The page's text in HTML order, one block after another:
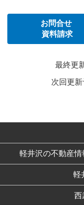
お問合せ
資料請求
最終更
次回更
軽井沢の不動産情
軽
西